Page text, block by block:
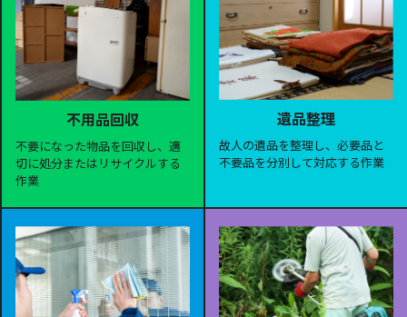
不用品回収
不要になった物品を回収し、適
切に処分またはリサイクルする
作業
遺品整理
故人の遺品を整理し、必要品と
不要品を分別して対応する作業